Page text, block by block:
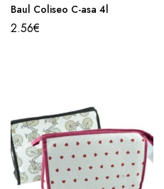
Baul Coliseo C-asa 4l
2.56€